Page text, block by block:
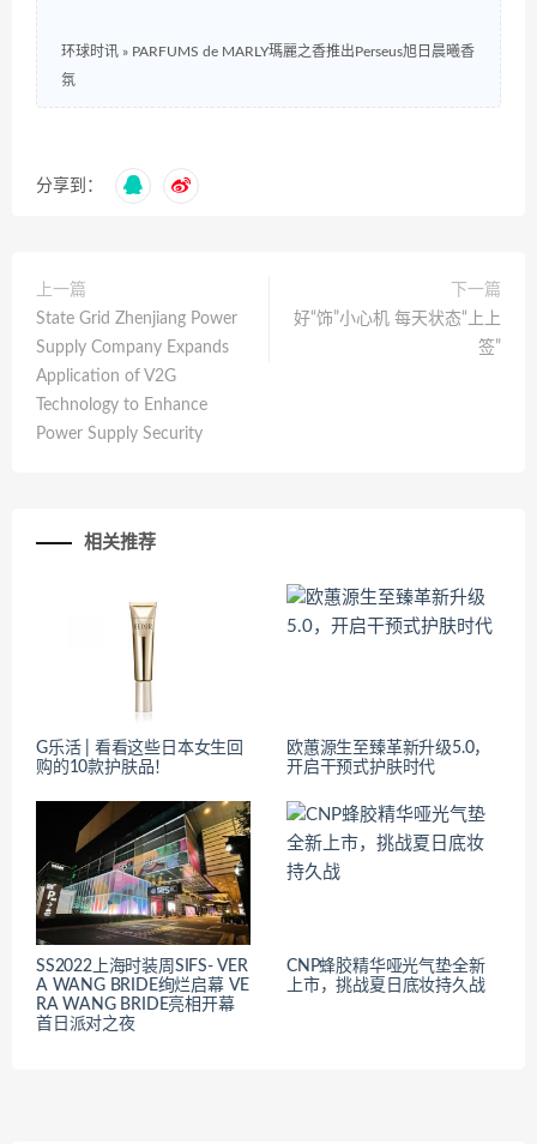
环球时讯 » PARFUMS de MARLY瑪麗之香推出Perseus旭日晨曦香
氛
分享到：
上一篇
State Grid Zhenjiang Power
Supply Company Expands
Application of V2G
Technology to Enhance
Power Supply Security
下一篇
好“饰”小心机 每天状态“上上
签”
相关推荐
G乐活 | 看看这些日本女生回
购的10款护肤品！
欧蕙源生至臻革新升级5.0，
开启干预式护肤时代
SS2022上海时装周SIFS- VER
A WANG BRIDE绚烂启幕 VE
RA WANG BRIDE亮相开幕
首日派对之夜
CNP蜂胶精华哑光气垫全新
上市，挑战夏日底妆持久战